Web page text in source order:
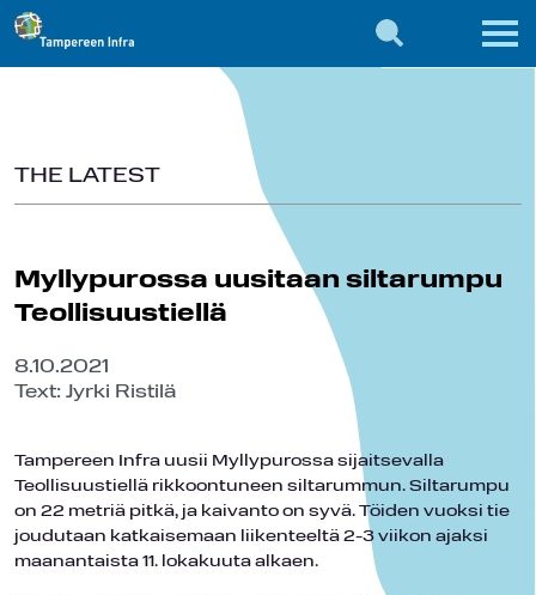
THE LATEST
Myllypurossa uusitaan siltarumpu
Teollisuustiellä
8.10.2021
Text: Jyrki Ristilä
Tampereen Infra uusii Myllypurossa sijaitsevalla
Teollisuustiellä rikkoontuneen siltarummun. Siltarumpu
on 22 metriä pitkä, ja kaivanto on syvä. Töiden vuoksi tie
joudutaan katkaisemaan liikenteeltä 2-3 viikon ajaksi
maanantaista 11. lokakuuta alkaen.